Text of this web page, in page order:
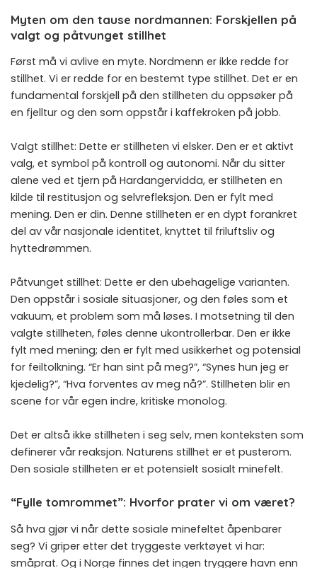
Myten om den tause nordmannen: Forskjellen på
valgt og påtvunget stillhet
Først må vi avlive en myte. Nordmenn er ikke redde for
stillhet. Vi er redde for en bestemt type stillhet. Det er en
fundamental forskjell på den stillheten du oppsøker på
en fjelltur og den som oppstår i kaffekroken på jobb.
Valgt stillhet: Dette er stillheten vi elsker. Den er et aktivt
valg, et symbol på kontroll og autonomi. Når du sitter
alene ved et tjern på Hardangervidda, er stillheten en
kilde til restitusjon og selvrefleksjon. Den er fylt med
mening. Den er din. Denne stillheten er en dypt forankret
del av vår nasjonale identitet, knyttet til friluftsliv og
hyttedrømmen.
Påtvunget stillhet: Dette er den ubehagelige varianten.
Den oppstår i sosiale situasjoner, og den føles som et
vakuum, et problem som må løses. I motsetning til den
valgte stillheten, føles denne ukontrollerbar. Den er ikke
fylt med mening; den er fylt med usikkerhet og potensial
for feiltolkning. “Er han sint på meg?”, “Synes hun jeg er
kjedelig?”, “Hva forventes av meg nå?”. Stillheten blir en
scene for vår egen indre, kritiske monolog.
Det er altså ikke stillheten i seg selv, men konteksten som
definerer vår reaksjon. Naturens stillhet er et pusterom.
Den sosiale stillheten er et potensielt sosialt minefelt.
“Fylle tomrommet”: Hvorfor prater vi om været?
Så hva gjør vi når dette sosiale minefeltet åpenbarer
seg? Vi griper etter det tryggeste verktøyet vi har:
småprat. Og i Norge finnes det ingen tryggere havn enn